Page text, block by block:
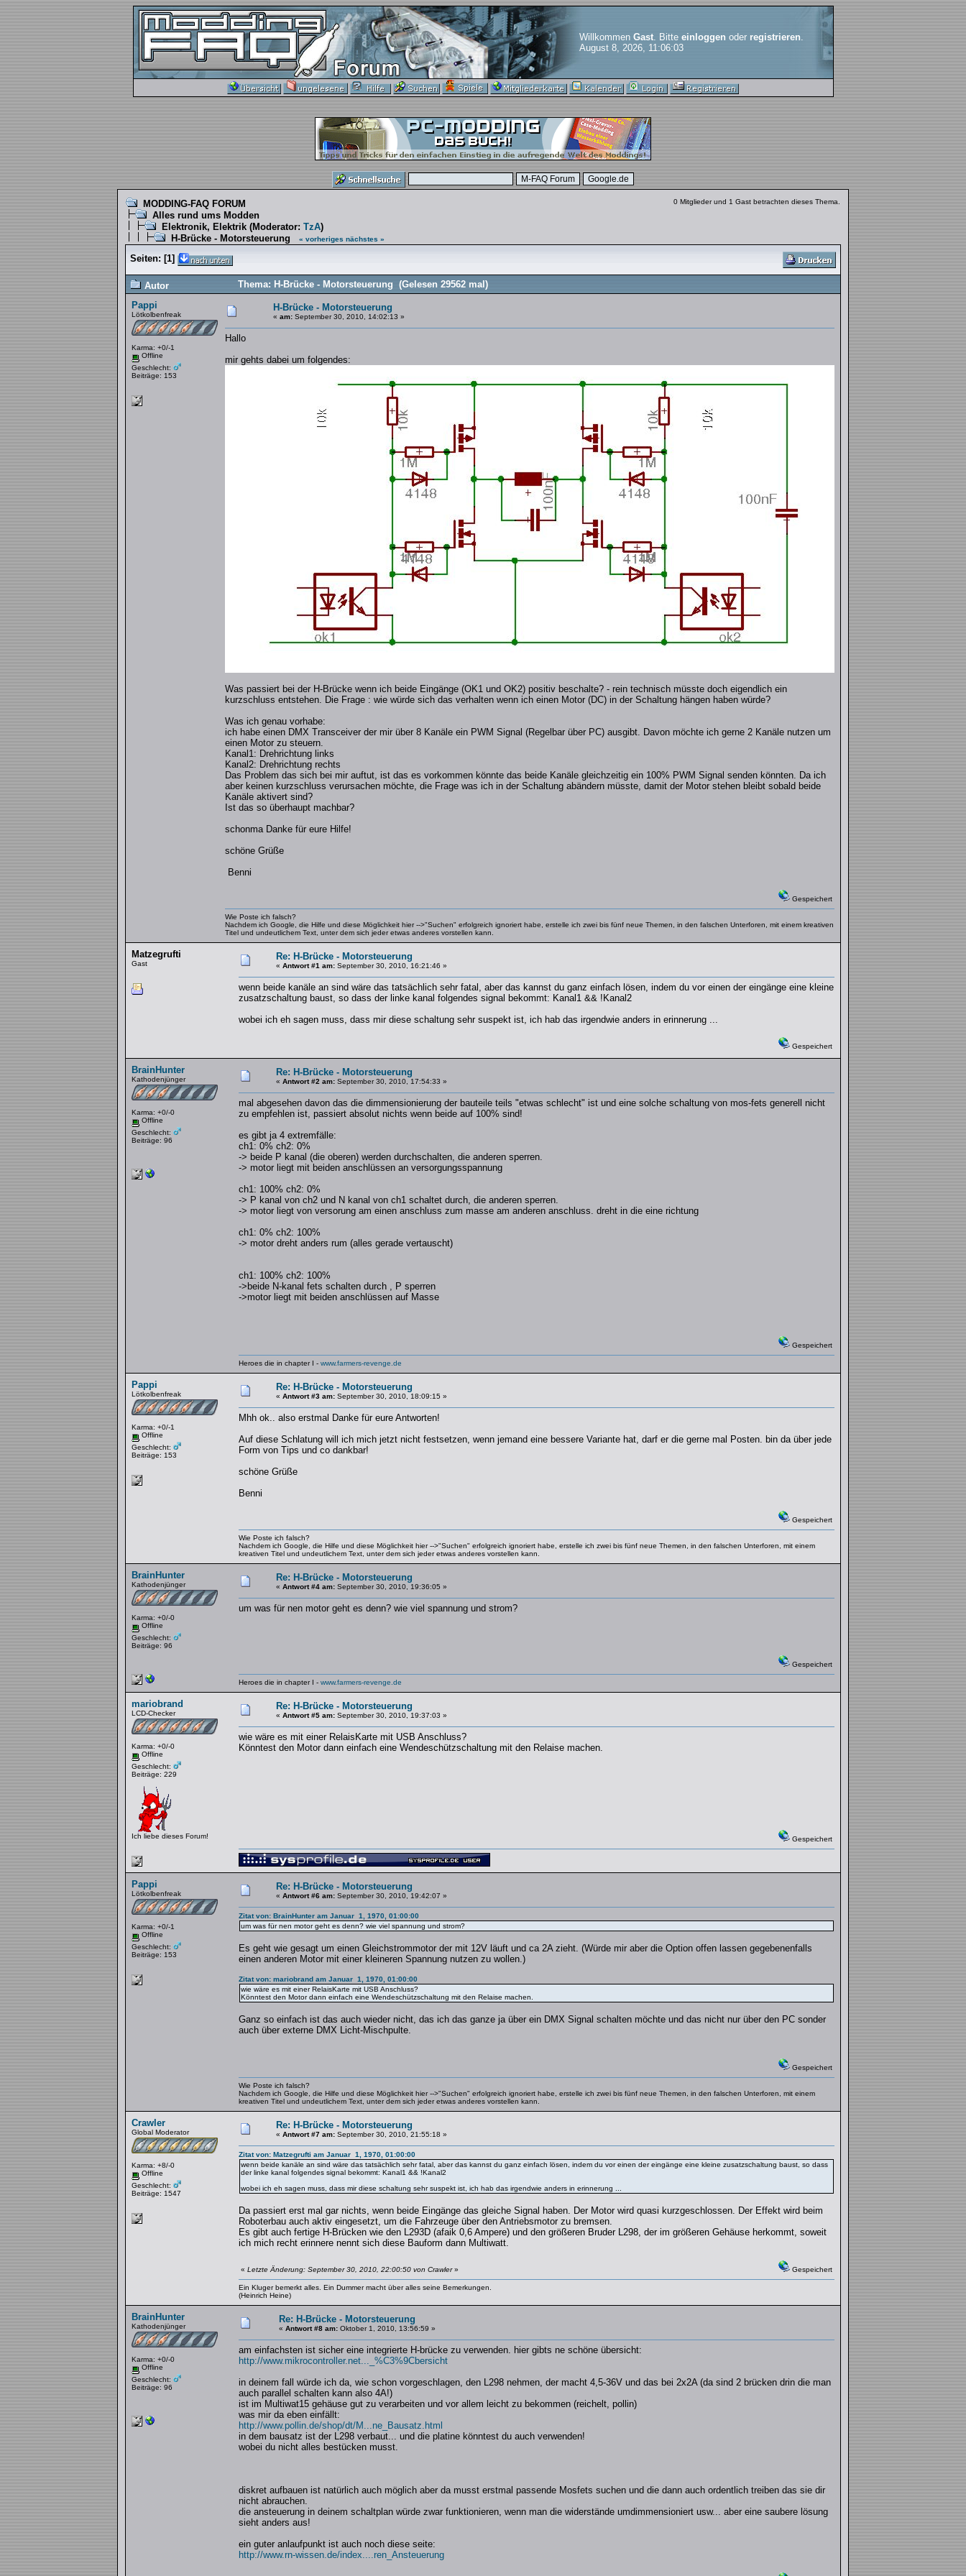
Willkommen Gast. Bitte einloggenoder registrieren.
August 8, 2026, 11:06:03
MODDING-FAQ FORUM
Alles rund ums Modden
Elektronik, Elektrik (Moderator: TzA)
H-Brücke - Motorsteuerung
« vorheriges nächstes »
0 Mitglieder und 1 Gast betrachten dieses Thema.
Seiten: [1]
Autor
Thema: H-Brücke - Motorsteuerung (Gelesen 29562 mal)
Pappi
Lötkolbenfreak
Karma: +0/-1
Offline
Geschlecht:
Beiträge: 153
H-Brücke - Motorsteuerung
« am: September 30, 2010, 14:02:13 »
Hallo
mir gehts dabei um folgendes:
Was passiert bei der H-Brücke wenn ich beide Eingänge (OK1 und OK2) positiv beschalte? - rein technisch müsste doch eigendlich ein
kurzschluss entstehen. Die Frage : wie würde sich das verhalten wenn ich einen Motor (DC) in der Schaltung hängen haben würde?
Was ich genau vorhabe:
ich habe einen DMX Transceiver der mir über 8 Kanäle ein PWM Signal (Regelbar über PC) ausgibt. Davon möchte ich gerne 2 Kanäle nutzen um
einen Motor zu steuern.
Kanal1: Drehrichtung links
Kanal2: Drehrichtung rechts
Das Problem das sich bei mir auftut, ist das es vorkommen könnte das beide Kanäle gleichzeitig ein 100% PWM Signal senden könnten. Da ich
aber keinen kurzschluss verursachen möchte, die Frage was ich in der Schaltung abändern müsste, damit der Motor stehen bleibt sobald beide
Kanäle aktivert sind?
Ist das so überhaupt machbar?
schonma Danke für eure Hilfe!
schöne Grüße
Benni
Gespeichert
Wie Poste ich falsch?
Nachdem ich Google, die Hilfe und diese Möglichkeit hier -->"Suchen" erfolgreich ignoriert habe, erstelle ich zwei bis fünf neue Themen, in den falschen Unterforen, mit einem kreativen
Titel und undeutlichem Text, unter dem sich jeder etwas anderes vorstellen kann.
Matzegrufti
Gast
Re: H-Brücke - Motorsteuerung
« Antwort #1 am: September 30, 2010, 16:21:46 »
wenn beide kanäle an sind wäre das tatsächlich sehr fatal, aber das kannst du ganz einfach lösen, indem du vor einen der eingänge eine kleine
zusatzschaltung baust, so dass der linke kanal folgendes signal bekommt: Kanal1 && !Kanal2
wobei ich eh sagen muss, dass mir diese schaltung sehr suspekt ist, ich hab das irgendwie anders in erinnerung ...
Gespeichert
BrainHunter
Kathodenjünger
Karma: +0/-0
Offline
Geschlecht:
Beiträge: 96
Re: H-Brücke - Motorsteuerung
« Antwort #2 am: September 30, 2010, 17:54:33 »
mal abgesehen davon das die dimmensionierung der bauteile teils "etwas schlecht" ist und eine solche schaltung von mos-fets generell nicht
zu empfehlen ist, passiert absolut nichts wenn beide auf 100% sind!
es gibt ja 4 extremfälle:
ch1: 0% ch2: 0%
-> beide P kanal (die oberen) werden durchschalten, die anderen sperren.
-> motor liegt mit beiden anschlüssen an versorgungsspannung
ch1: 100% ch2: 0%
-> P kanal von ch2 und N kanal von ch1 schaltet durch, die anderen sperren.
-> motor liegt von versorung am einen anschluss zum masse am anderen anschluss. dreht in die eine richtung
ch1: 0% ch2: 100%
-> motor dreht anders rum (alles gerade vertauscht)
ch1: 100% ch2: 100%
->beide N-kanal fets schalten durch , P sperren
->motor liegt mit beiden anschlüssen auf Masse
Gespeichert
Heroes die in chapter I - www.farmers-revenge.de
Pappi
Lötkolbenfreak
Karma: +0/-1
Offline
Geschlecht:
Beiträge: 153
Re: H-Brücke - Motorsteuerung
« Antwort #3 am: September 30, 2010, 18:09:15 »
Mhh ok.. also erstmal Danke für eure Antworten!
Auf diese Schlatung will ich mich jetzt nicht festsetzen, wenn jemand eine bessere Variante hat, darf er die gerne mal Posten. bin da über jede
Form von Tips und co dankbar!
schöne Grüße
Benni
Gespeichert
Wie Poste ich falsch?
Nachdem ich Google, die Hilfe und diese Möglichkeit hier -->"Suchen" erfolgreich ignoriert habe, erstelle ich zwei bis fünf neue Themen, in den falschen Unterforen, mit einem
kreativen Titel und undeutlichem Text, unter dem sich jeder etwas anderes vorstellen kann.
BrainHunter
Kathodenjünger
Karma: +0/-0
Offline
Geschlecht:
Beiträge: 96
Re: H-Brücke - Motorsteuerung
« Antwort #4 am: September 30, 2010, 19:36:05 »
um was für nen motor geht es denn? wie viel spannung und strom?
Gespeichert
Heroes die in chapter I - www.farmers-revenge.de
mariobrand
LCD-Checker
Karma: +0/-0
Offline
Geschlecht:
Beiträge: 229
Ich liebe dieses Forum!
Re: H-Brücke - Motorsteuerung
« Antwort #5 am: September 30, 2010, 19:37:03 »
wie wäre es mit einer RelaisKarte mit USB Anschluss?
Könntest den Motor dann einfach eine Wendeschützschaltung mit den Relaise machen.
Gespeichert
Pappi
Lötkolbenfreak
Karma: +0/-1
Offline
Geschlecht:
Beiträge: 153
Re: H-Brücke - Motorsteuerung
« Antwort #6 am: September 30, 2010, 19:42:07 »
Zitat von: BrainHunter am Januar 1, 1970, 01:00:00
um was für nen motor geht es denn? wie viel spannung und strom?
Es geht wie gesagt um einen Gleichstrommotor der mit 12V läuft und ca 2A zieht. (Würde mir aber die Option offen lassen gegebenenfalls
einen anderen Motor mit einer kleineren Spannung nutzen zu wollen.)
Zitat von: mariobrand am Januar 1, 1970, 01:00:00
wie wäre es mit einer RelaisKarte mit USB Anschluss?
Könntest den Motor dann einfach eine Wendeschützschaltung mit den Relaise machen.
Ganz so einfach ist das auch wieder nicht, das ich das ganze ja über ein DMX Signal schalten möchte und das nicht nur über den PC sonder
auch über externe DMX Licht-Mischpulte.
Gespeichert
Wie Poste ich falsch?
Nachdem ich Google, die Hilfe und diese Möglichkeit hier -->"Suchen" erfolgreich ignoriert habe, erstelle ich zwei bis fünf neue Themen, in den falschen Unterforen, mit einem
kreativen Titel und undeutlichem Text, unter dem sich jeder etwas anderes vorstellen kann.
Crawler
Global Moderator
Karma: +8/-0
Offline
Geschlecht:
Beiträge: 1547
Re: H-Brücke - Motorsteuerung
« Antwort #7 am: September 30, 2010, 21:55:18 »
Zitat von: Matzegrufti am Januar 1, 1970, 01:00:00
wenn beide kanäle an sind wäre das tatsächlich sehr fatal, aber das kannst du ganz einfach lösen, indem du vor einen der eingänge eine kleine zusatzschaltung baust, so dass
der linke kanal folgendes signal bekommt: Kanal1 && !Kanal2
wobei ich eh sagen muss, dass mir diese schaltung sehr suspekt ist, ich hab das irgendwie anders in erinnerung ...
Da passiert erst mal gar nichts, wenn beide Eingänge das gleiche Signal haben. Der Motor wird quasi kurzgeschlossen. Der Effekt wird beim
Roboterbau auch aktiv eingesetzt, um die Fahrzeuge über den Antriebsmotor zu bremsen.
Es gibt auch fertige H-Brücken wie den L293D (afaik 0,6 Ampere) und den größeren Bruder L298, der im größeren Gehäuse herkommt, soweit
ich mich recht erinnere nennt sich diese Bauform dann Multiwatt.
« Letzte Änderung: September 30, 2010, 22:00:50 von Crawler» Gespeichert
Ein Kluger bemerkt alles. Ein Dummer macht über alles seine Bemerkungen.
(Heinrich Heine)
BrainHunter
Kathodenjünger
Karma: +0/-0
Offline
Geschlecht:
Beiträge: 96
Re: H-Brücke - Motorsteuerung
« Antwort #8 am: Oktober 1, 2010, 13:56:59 »
am einfachsten ist sicher eine integrierte H-brücke zu verwenden. hier gibts ne schöne übersicht:
http://www.mikrocontroller.net..._%C3%9Cbersicht
in deinem fall würde ich da, wie schon vorgeschlagen, den L298 nehmen, der macht 4,5-36V und das bei 2x2A (da sind 2 brücken drin die man
auch parallel schalten kann also 4A!)
ist im Multiwat15 gehäuse gut zu verarbeiten und vor allem leicht zu bekommen (reichelt, pollin)
was mir da eben einfällt:
http://www.pollin.de/shop/dt/M...ne_Bausatz.html
in dem bausatz ist der L298 verbaut... und die platine könntest du auch verwenden!
wobei du nicht alles bestücken musst.
diskret aufbauen ist natürlich auch möglich aber da musst erstmal passende Mosfets suchen und die dann auch ordentlich treiben das sie dir
nicht abrauchen.
die ansteuerung in deinem schaltplan würde zwar funktionieren, wenn man die widerstände umdimmensioniert usw... aber eine saubere lösung
sieht anders aus!
ein guter anlaufpunkt ist auch noch diese seite:
http://www.rn-wissen.de/index....ren_Ansteuerung